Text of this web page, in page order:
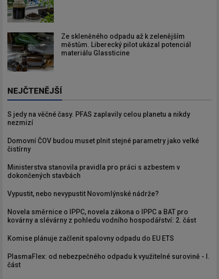
Ze skleněného odpadu až k zelenějším
městům. Liberecký pilot ukázal potenciál
materiálu Glassticine
NEJČTENĚJŠÍ
S jedy na věčné časy. PFAS zaplavily celou planetu a nikdy
nezmizí
Domovní ČOV budou muset plnit stejné parametry jako velké
čistírny
Ministerstva stanovila pravidla pro práci s azbestem v
dokončených stavbách
Vypustit, nebo nevypustit Novomlýnské nádrže?
Novela směrnice o IPPC, novela zákona o IPPC a BAT pro
kovárny a slévárny z pohledu vodního hospodářství: 2. část
Komise plánuje začlenit spalovny odpadu do EU ETS
PlasmaFlex: od nebezpečného odpadu k využitelné surovině - I.
část